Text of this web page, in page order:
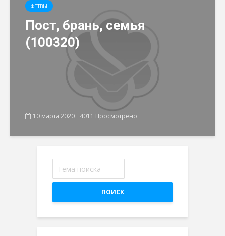
ФЕТВЫ
Пост, брань, семья
(100320)
10 марта 2020 4011 Просмотрено
ПОИСК